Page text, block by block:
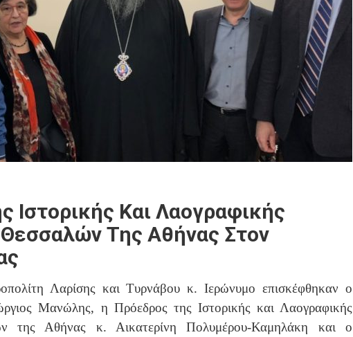
Ιστορικής Και Λαογραφικής
Θεσσαλών Της Αθήνας Στον
Λαρίσης και Τυρνάβου κ. Ιερώνυμο επισκέφθηκαν ο
Μανώλης, η Πρόεδρος της Ιστορικής και Λαογραφικής
της Αθήνας κ. Αικατερίνη Πολυμέρου-Καμηλάκη και ο